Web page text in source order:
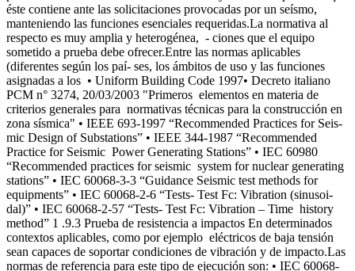
éste contiene ante las solicitaciones provocadas por un seísmo,
manteniendo las funciones esenciales requeridas.La normativa al
respecto es muy amplia y heterogénea, - ciones que el equipo
sometido a prueba debe ofrecer.Entre las normas aplicables
(diferentes según los paí- ses, los ámbitos de uso y las funciones
asignadas a los • Uniform Building Code 1997• Decreto italiano
PCM n° 3274, 20/03/2003 "Primeros elementos en materia de
criterios generales para normativas técnicas para la construcción en
zona sísmica" • IEEE 693-1997 “Recommended Practices for Seis-
mic Design of Substations” • IEEE 344-1987 “Recommended
Practice for Seismic Power Generating Stations” • IEC 60980
“Recommended practices for seismic system for nuclear generating
stations” • IEC 60068-3-3 “Guidance Seismic test methods for
equipments” • IEC 60068-2-6 “Tests- Test Fc: Vibration (sinusoi-
dal)” • IEC 60068-2-57 “Tests- Test Fc: Vibration – Time history
method” 1 .9.3 Prueba de resistencia a impactos En determinados
contextos aplicables, como por ejemplo eléctricos de baja tensión
sean capaces de soportar condiciones de vibración y de impacto.Las
normas de referencia para este tipo de ejecución son: • IEC 60068-